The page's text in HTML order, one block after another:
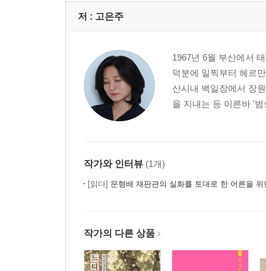
저 : 고은주
1967년 6월 부산에서
덕분에 일찍부터 헤르
산시내 백일장에서 장
을 지내는 등 이른바 '
작가와 인터뷰 (1개)
[읽다] 문형배 재판관의 실화를 토대로 한 어른을 위
작가의 다른 상품